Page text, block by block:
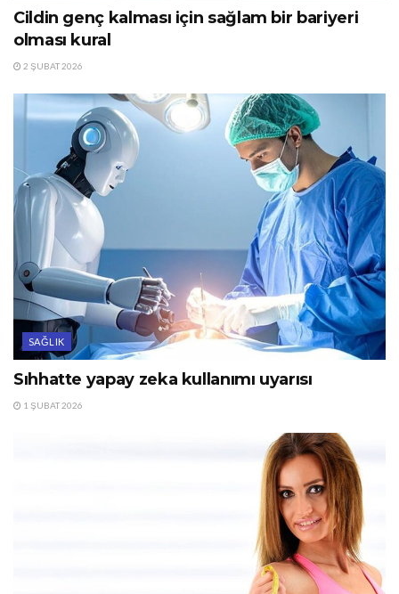
Cildin genç kalması için sağlam bir bariyeri
olması kural
2 ŞUBAT 2026
SAĞLIK
Sıhhatte yapay zeka kullanımı uyarısı
1 ŞUBAT 2026